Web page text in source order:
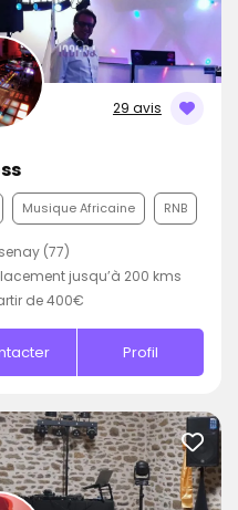
29 avis
Musique Africaine RNB
(77)
jusqu’à 200 kms
de 400€
Profil